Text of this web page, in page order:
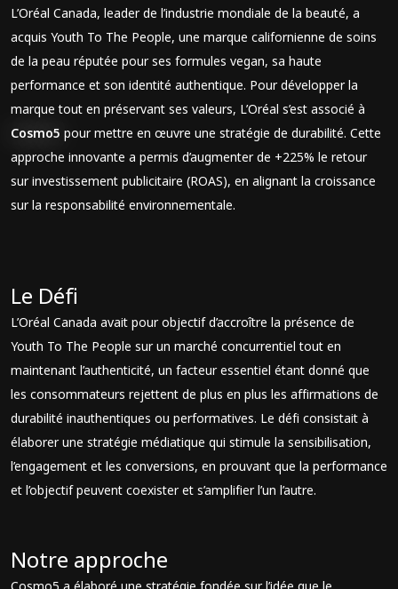
L’Oréal Canada, leader de l’industrie mondiale de la beauté, a
acquis Youth To The People, une marque californienne de soins
de la peau réputée pour ses formules vegan, sa haute
performance et son identité authentique. Pour développer la
marque tout en préservant ses valeurs, L’Oréal s’est associé à
Cosmo5 pour mettre en œuvre une stratégie de durabilité. Cette
approche innovante a permis d’augmenter de +225% le retour
sur investissement publicitaire (ROAS), en alignant la croissance
sur la responsabilité environnementale.
Le Défi
L’Oréal Canada avait pour objectif d’accroître la présence de
Youth To The People sur un marché concurrentiel tout en
maintenant l’authenticité, un facteur essentiel étant donné que
les consommateurs rejettent de plus en plus les affirmations de
durabilité inauthentiques ou performatives. Le défi consistait à
élaborer une stratégie médiatique qui stimule la sensibilisation,
l’engagement et les conversions, en prouvant que la performance
et l’objectif peuvent coexister et s’amplifier l’un l’autre.
Notre approche